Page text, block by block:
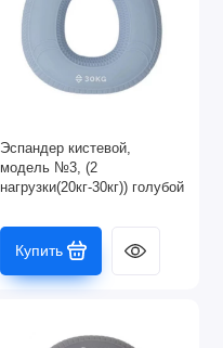
Эспандер кистевой,
модель №3, (2
нагрузки(20кг-30кг)) голубой
Купить